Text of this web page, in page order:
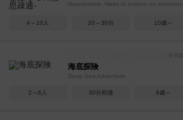
Nyantomime -Neko to bokura no ishisotsu-
4～10人 20～30分 10歳～
海底探険
Deep Sea Adventure
2～6人 30分前後 8歳～